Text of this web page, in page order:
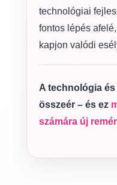
technológiai
fontos lépés
kapjon valódi
A technológia
összeér – és ez
számára új